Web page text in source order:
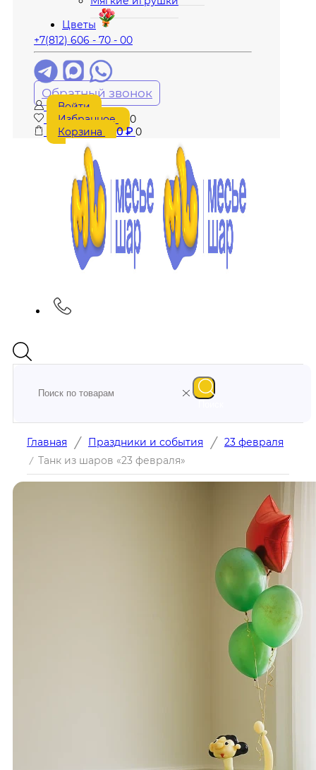
Цветы
+7(812) 606 - 70 - 00
Обратный звонок
Войти
Избранное
0
Корзина
0₽ 0
Главная / Праздники и события / 23 февраля
/ Танк из шаров «23 февраля»